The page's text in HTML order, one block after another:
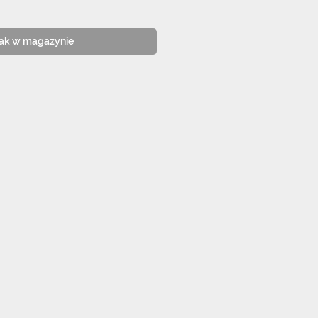
w magazynie